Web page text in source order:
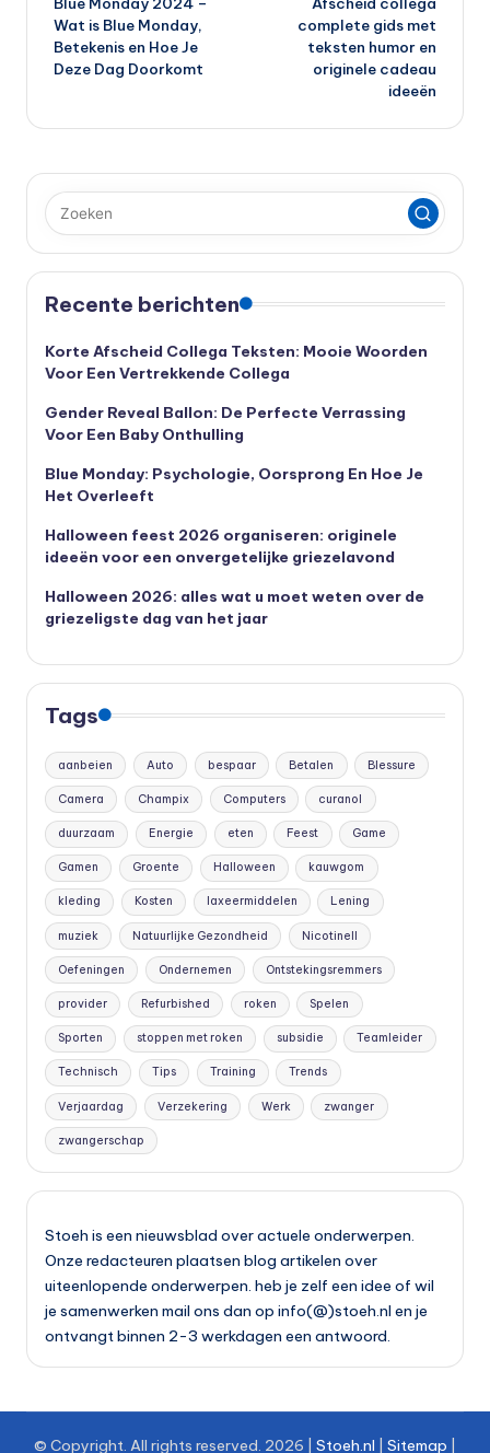
navigatie
Wat is Blue Monday,
Betekenis en Hoe Je
Deze Dag Doorkomt
complete gids met
teksten humor en
originele cadeau
ideeën
Recente berichten
Korte Afscheid Collega Teksten: Mooie Woorden
Voor Een Vertrekkende Collega
Gender Reveal Ballon: De Perfecte Verrassing
Voor Een Baby Onthulling
Blue Monday: Psychologie, Oorsprong En Hoe Je
Het Overleeft
Halloween feest 2026 organiseren: originele
ideeën voor een onvergetelijke griezelavond
Halloween 2026: alles wat u moet weten over de
griezeligste dag van het jaar
Tags
aanbeien Auto bespaar Betalen Blessure
Camera Champix Computers curanol
duurzaam Energie eten Feest Game
Gamen Groente Halloween kauwgom
kleding Kosten laxeermiddelen Lening
muziek Natuurlijke Gezondheid Nicotinell
Oefeningen Ondernemen Ontstekingsremmers
provider Refurbished roken Spelen
Sporten stoppen met roken subsidie Teamleider
Technisch Tips Training Trends
Verjaardag Verzekering Werk zwanger
zwangerschap
Stoeh is een nieuwsblad over actuele onderwerpen.
Onze redacteuren plaatsen blog artikelen over
uiteenlopende onderwerpen. heb je zelf een idee of wil
je samenwerken mail ons dan op info(@)stoeh.nl en je
ontvangt binnen 2-3 werkdagen een antwoord.
© Copyright. All rights reserved. 2026 Stoeh.nl Sitemap